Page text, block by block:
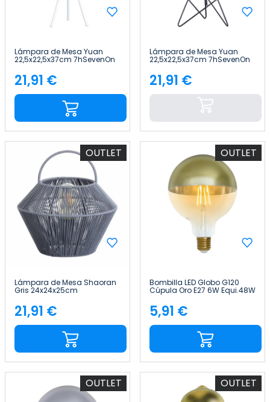
Lámpara de Mesa Yuan
22,5x22,5x37cm 7hSevenOn
Precio
21,91 €
Lámpara de Mesa Yuan
22,5x22,5x37cm 7hSevenOn
Precio
21,91 €
OUTLET
Lámpara de Mesa Shaoran
Gris 24x24x25cm
Precio
21,91 €
OUTLET
Bombilla LED Globo G120
Cúpula Oro E27 6W Equi.48W
600lm 2100K 15000H
7hSevenOn Vintage
Precio
5,91 €
OUTLET OUTLET